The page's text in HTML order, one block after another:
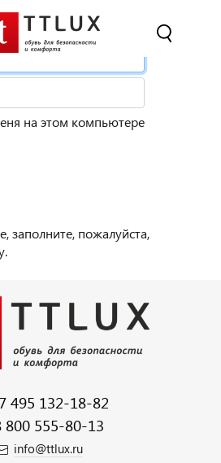
на этом компьютере
заполните, пожалуйста,
495 132-18-82
800 555-80-13
info@ttlux.ru